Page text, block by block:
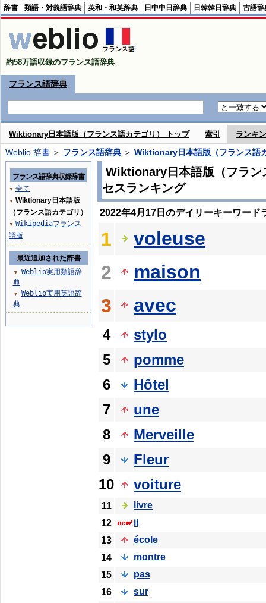
辞書 類語・対義語辞典 英和・和英辞典 日中中日辞典 日韓韓日辞典 古語辞
約58万語収録のフランス語辞典
フランス語辞典
Wiktionary日本語版（フランス語カテゴリ） トップ 索引 ランキ
Weblio 辞書 ＞ フランス語辞典 ＞ Wiktionary日本語版（フランス語
Wiktionary日本語版（フラン
セスランキング
2022年4月17日のデイリーキーワード
1
voleuse
2
maison
3
avec
4
stylo
5
pomme
6
Hôtel
7
une
8
Merveille
9
Fleur
10
voiture
11
livre
12
il
13
école
14
montre
15
pas
16
sur
フランス語辞典収録辞書
▼ 全て
▼ Wiktionary日本語版
（フランス語カテゴリ）
▼ Wikipediaフランス
語版
最近追加された辞書
▼
Weblio実用類語辞
典
▼
Weblio実用英語辞
典